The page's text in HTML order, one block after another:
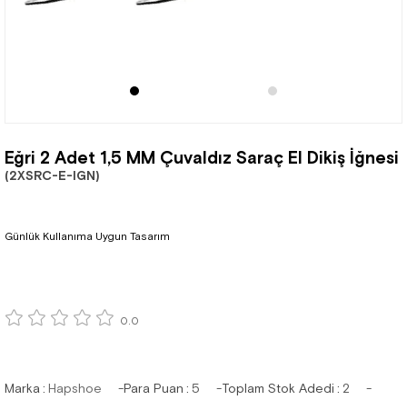
Eğri 2 Adet 1,5 MM Çuvaldız Saraç El Dikiş İğnesi
(2XSRC-E-IGN)
Günlük Kullanıma Uygun Tasarım
0.0
Marka: Hapshoe Para Puan : 5 Toplam Stok Adedi : 2